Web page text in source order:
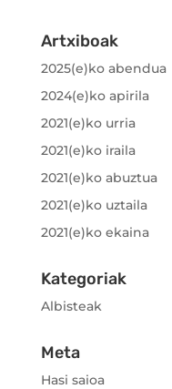
Artxiboak
2025(e)ko abendua
2024(e)ko apirila
2021(e)ko urria
2021(e)ko iraila
2021(e)ko abuztua
2021(e)ko uztaila
2021(e)ko ekaina
Kategoriak
Albisteak
Meta
Hasi saioa